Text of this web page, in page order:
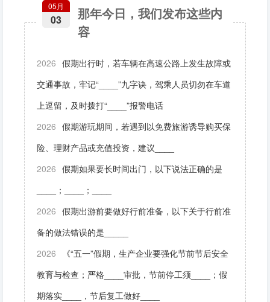
那年今日，我们发布这些内
容
05月
03
2026 假期出行时，若车辆在高速公路上发生故障或
交通事故，牢记“____”九字诀，驾乘人员切勿在车道
上逗留，及时拨打“____”报警电话
2026 假期游玩期间，若遇到以免费旅游诱导购买保
险、理财产品或充值投资，建议____
2026 假期如果要长时间出门，以下说法正确的是
____；____；____
2026 假期出游前要做好行前准备，以下关于行前准
备的做法错误的是_____
2026
《“五一”假期，生产企业要强化节前节后安全
教育与检查；严格____审批，节前停工须____；假
期落实____，节后复工做好____